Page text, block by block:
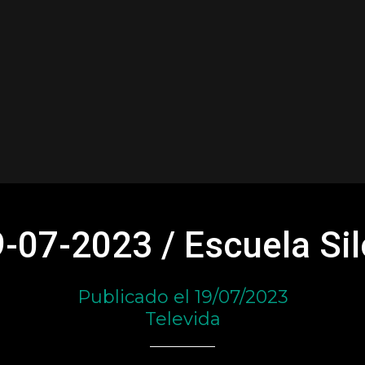
07-2023 / Escuela
Publicado el 19/07/2023
Televida